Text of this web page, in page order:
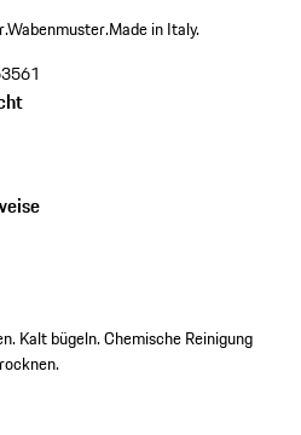
Wabenmuster.Made in Italy.
Kalt bügeln. Chemische Reinigung